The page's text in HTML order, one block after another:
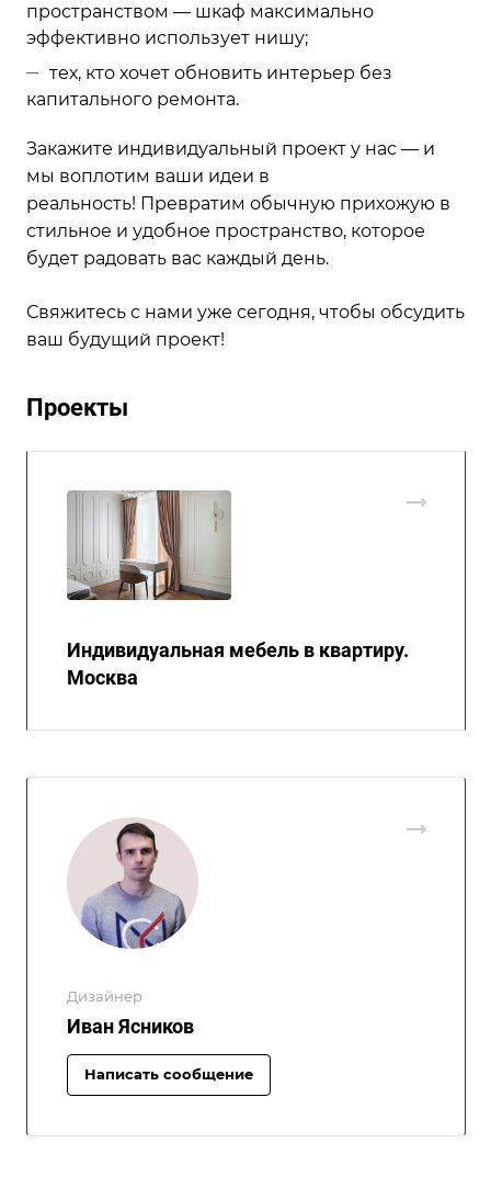
пространством — шкаф максимально
эффективно использует нишу;
тех, кто хочет обновить интерьер без
капитального ремонта.
Закажите индивидуальный проект у нас — и
мы воплотим ваши идеи в
реальность! Превратим обычную прихожую в
стильное и удобное пространство, которое
будет радовать вас каждый день.
Свяжитесь с нами уже сегодня, чтобы обсудить
ваш будущий проект!
Проекты
Индивидуальная мебель в квартиру.
Москва
Дизайнер
Иван Ясников
Написать сообщение